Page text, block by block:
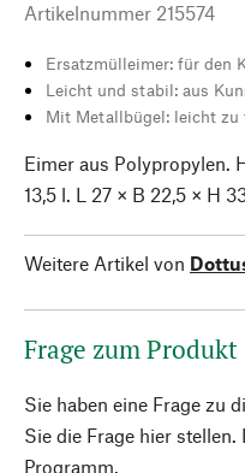
Artikelnummer 215574
Ersatzmülleimer: für den
Leicht und stabil: aus
Mit Metallbügel: leicht zu
Eimer aus Polypropylen.
13,5 l. L 27 × B 22,5 × H
Weitere Artikel von
Frage zum Produkt
Sie haben eine Frage zu
Sie die Frage hier
Programm.